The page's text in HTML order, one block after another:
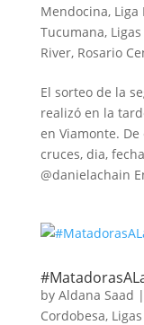
Mendocina, Liga
Tucumana,
River, Rosario
El sorteo de la
realizó en la
en Viamonte.
cruces, dia,
@danielachain
by Aldana Saad |
Cordobesa,